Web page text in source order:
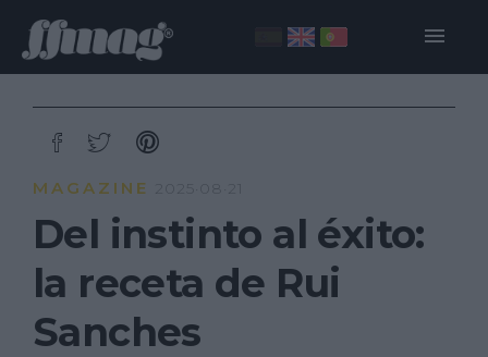
MAGAZINE 2025·08·21
Del instinto al éxito:
la receta de Rui
Sanches